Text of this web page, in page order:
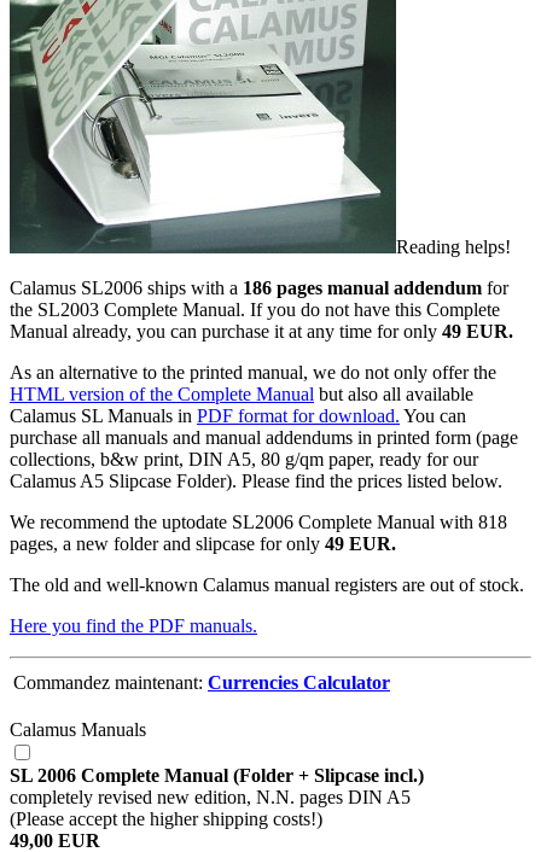
Reading helps!
Calamus SL2006 ships with a 186 pages manual addendum for
the SL2003 Complete Manual. If you do not have this Complete
Manual already, you can purchase it at any time for only 49 EUR.
As an alternative to the printed manual, we do not only offer the
HTML version of the Complete Manual but also all available
Calamus SL Manuals in PDF format for download. You can
purchase all manuals and manual addendums in printed form (page
collections, b&w print, DIN A5, 80 g/qm paper, ready for our
Calamus A5 Slipcase Folder). Please find the prices listed below.
We recommend the uptodate SL2006 Complete Manual with 818
pages, a new folder and slipcase for only 49 EUR.
The old and well-known Calamus manual registers are out of stock.
Here you find the PDF manuals.
Commandez maintenant: Currencies Calculator
Calamus Manuals
SL 2006 Complete Manual (Folder + Slipcase incl.)
completely revised new edition, N.N. pages DIN A5
(Please accept the higher shipping costs!)
49,00 EUR